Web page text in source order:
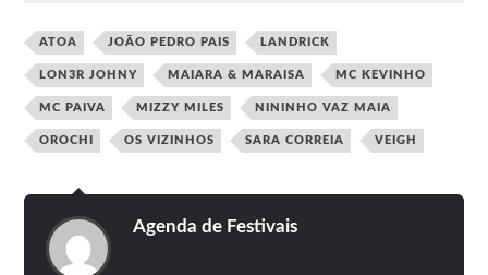
Vídeos do Festival O Sol da Caparica 2019
Ludmilla Anselmo Ralph Capitão Fausto
PASSE 2 DIAS – 48€ + Taxas
Podem ser comprados online naMEO Blueticket.
ATOA JOÃO PEDRO PAIS LANDRICK
LON3R JOHNY MAIARA & MARAISA MC KEVINHO
MC PAIVA MIZZY MILES NININHO VAZ MAIA
OROCHI OS VIZINHOS SARA CORREIA VEIGH
Agenda de Festivais